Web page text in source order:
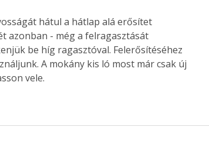
azonban - még a felragasztását
be híg ragasztóval. Felerősítéséhez
A mokány kis ló most már csak új
vele.